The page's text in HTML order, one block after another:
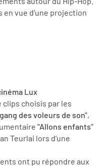
vue d’une projection
Lux
choisis par les
des voleurs de son",
"Allons enfants"
Teurlai lors d’une
ont pu répondre aux